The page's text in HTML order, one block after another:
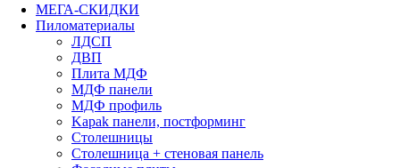
МЕГА-СКИДКИ
Пиломатериалы
ЛДСП
ДВП
Плита МДФ
МДФ панели
МДФ профиль
Kapak панели, постформинг
Столешницы
Столешница + стеновая панель